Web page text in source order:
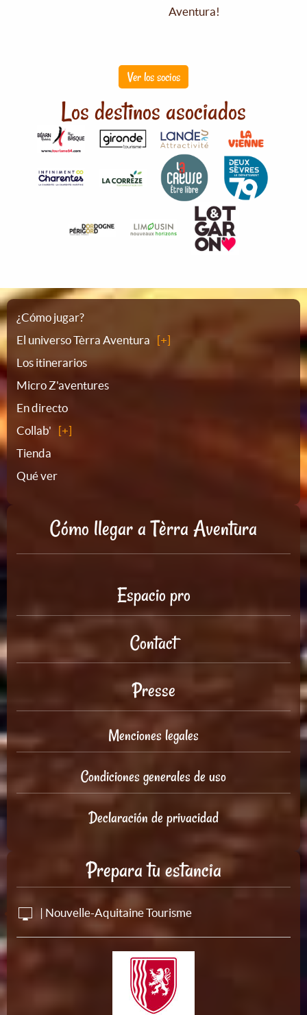
Aventura!
Ver los socios
Los destinos asociados
Plano
del
sitio
¿Cómo jugar?
El universo Tèrra Aventura
Los itinerarios
Micro Z'aventures
En directo
Collab'
Tienda
Qué ver
Cómo llegar a Tèrra Aventura
Espacio pro
Contact
Presse
Menciones legales
Condiciones generales de uso
Declaración de privacidad
Prepara tu estancia
| Nouvelle-Aquitaine Tourisme